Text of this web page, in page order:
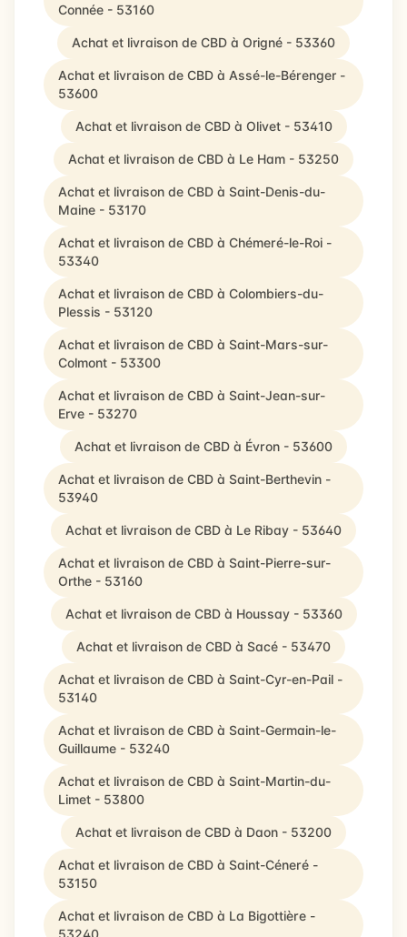
Connée - 53160
Achat et livraison de CBD à Origné - 53360
Achat et livraison de CBD à Assé-le-Bérenger -
53600
Achat et livraison de CBD à Olivet - 53410
Achat et livraison de CBD à Le Ham - 53250
Achat et livraison de CBD à Saint-Denis-du-
Maine - 53170
Achat et livraison de CBD à Chémeré-le-Roi -
53340
Achat et livraison de CBD à Colombiers-du-
Plessis - 53120
Achat et livraison de CBD à Saint-Mars-sur-
Colmont - 53300
Achat et livraison de CBD à Saint-Jean-sur-
Erve - 53270
Achat et livraison de CBD à Évron - 53600
Achat et livraison de CBD à Saint-Berthevin -
53940
Achat et livraison de CBD à Le Ribay - 53640
Achat et livraison de CBD à Saint-Pierre-sur-
Orthe - 53160
Achat et livraison de CBD à Houssay - 53360
Achat et livraison de CBD à Sacé - 53470
Achat et livraison de CBD à Saint-Cyr-en-Pail -
53140
Achat et livraison de CBD à Saint-Germain-le-
Guillaume - 53240
Achat et livraison de CBD à Saint-Martin-du-
Limet - 53800
Achat et livraison de CBD à Daon - 53200
Achat et livraison de CBD à Saint-Céneré -
53150
Achat et livraison de CBD à La Bigottière -
53240